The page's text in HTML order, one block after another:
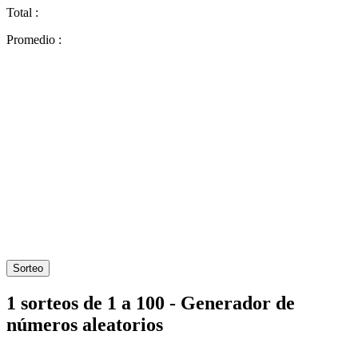
Total :
Promedio :
Sorteo
1 sorteos de 1 a 100 - Generador de
números aleatorios